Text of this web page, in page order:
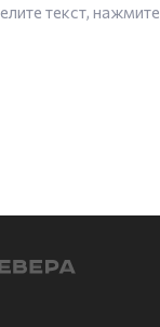
текст, нажмите